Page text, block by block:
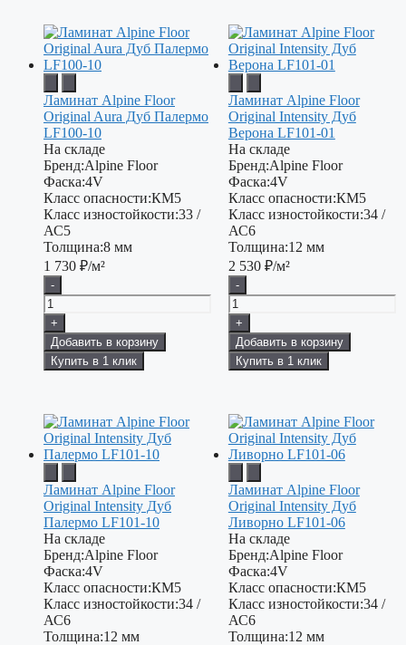
Ламинат Alpine Floor
Original Aura Дуб Палермо
LF100-10
На складе
Бренд:Alpine Floor
Фаска:4V
Класс опасности:КМ5
Класс изностойкости:33 /
АС5
Толщина:8 мм
1 730 ₽/м²
-
+
Добавить в корзину
Купить в 1 клик
Ламинат Alpine Floor
Original Intensity Дуб
Верона LF101-01
На складе
Бренд:Alpine Floor
Фаска:4V
Класс опасности:КМ5
Класс изностойкости:34 /
АС6
Толщина:12 мм
2 530 ₽/м²
-
+
Добавить в корзину
Купить в 1 клик
Ламинат Alpine Floor
Original Intensity Дуб
Палермо LF101-10
На складе
Бренд:Alpine Floor
Фаска:4V
Класс опасности:КМ5
Класс изностойкости:34 /
АС6
Толщина:12 мм
Ламинат Alpine Floor
Original Intensity Дуб
Ливорно LF101-06
На складе
Бренд:Alpine Floor
Фаска:4V
Класс опасности:КМ5
Класс изностойкости:34 /
АС6
Толщина:12 мм